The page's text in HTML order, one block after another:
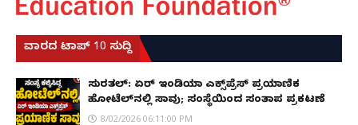
ವಾರದ ಟಾಪ್ 10 ಸುದ್ದಿ
ಸುರತ್ಕಲ್: ಏರ್ ಇಂಡಿಯಾ ಎಕ್ಸ್‌ಪ್ರೆಸ್ ಪ್ರಯಾಣಿಕ
ಹೋಟೆಲ್‌ನಲ್ಲಿ ಸಾವು; ಸಂಸ್ಥೆಯಿಂದ ಸಂತಾಪ ಪ್ರಕಟಣೆ
8/02/2026 06:11:00 PM